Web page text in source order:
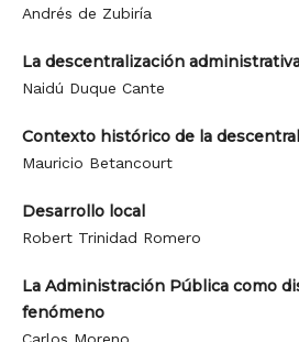
Andrés de Zubiría
La descentralización
Naidú Duque Cante
Contexto histórico de la
Mauricio Betancourt
Desarrollo local
Robert Trinidad Romero
La Administración Pública como
fenómeno